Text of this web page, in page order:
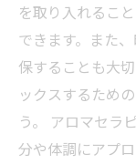
を取り入れるこ
できます。また
保することも大
ックスするため
う。 アロマセラ
分や体調にアプ